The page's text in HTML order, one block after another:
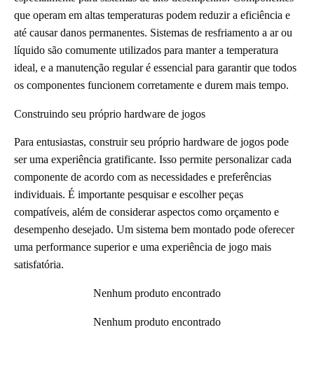
que operam em altas temperaturas podem reduzir a eficiência e
até causar danos permanentes. Sistemas de resfriamento a ar ou
líquido são comumente utilizados para manter a temperatura
ideal, e a manutenção regular é essencial para garantir que todos
os componentes funcionem corretamente e durem mais tempo.
Construindo seu próprio hardware de jogos
Para entusiastas, construir seu próprio hardware de jogos pode
ser uma experiência gratificante. Isso permite personalizar cada
componente de acordo com as necessidades e preferências
individuais. É importante pesquisar e escolher peças
compatíveis, além de considerar aspectos como orçamento e
desempenho desejado. Um sistema bem montado pode oferecer
uma performance superior e uma experiência de jogo mais
satisfatória.
Nenhum produto encontrado
Nenhum produto encontrado